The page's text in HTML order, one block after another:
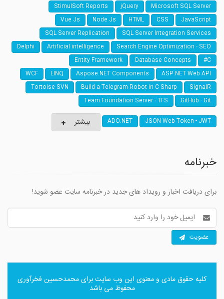
Microsoft SQL Server
jQuery
StimulSoft Reports
JavaScript
CSS
HTML
Node Js
Vue Js
SQL Server Integration Services
SQL Server Replication
Search Engine Optimization - SEO
Artificial intelligence
Delphi
C#
Database Concepts
Entity Framework
ASP.NET Web API
Aspose.NET Components
LINQ
WCF
SignalR
Build a Telegram Robot in C Sharp
Tortoise SVN
GitHub - Git
Team Foundation Server - TFS
JSON Web Token - JWT
ADO.NET بیشتر
خبرنامه
برای دریافت اخبار و رویداد های جدید در خبرنامه سایت عضو شوید!
آدرس
ایمیل
عضویت
کلیه حقوق مادی و معنوی این وب سایت برایمحمدحسین فخرآوری
محفوظ می باشد